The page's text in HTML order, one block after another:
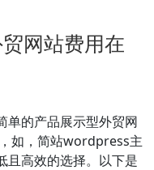
网站费用在
单的产品展示型外贸网
如，简站wordpress主
且高效的选择。以下是